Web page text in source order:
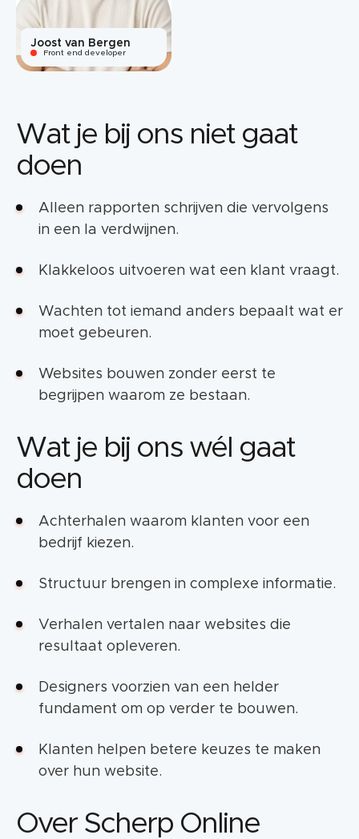
Joost van Bergen
Front end developer
Wat je bij ons niet gaat
doen
Alleen rapporten schrijven die vervolgens
in een la verdwijnen.
Klakkeloos uitvoeren wat een klant vraagt.
Wachten tot iemand anders bepaalt wat er
moet gebeuren.
Websites bouwen zonder eerst te
begrijpen waarom ze bestaan.
Wat je bij ons wél gaat
doen
Achterhalen waarom klanten voor een
bedrijf kiezen.
Structuur brengen in complexe informatie.
Verhalen vertalen naar websites die
resultaat opleveren.
Designers voorzien van een helder
fundament om op verder te bouwen.
Klanten helpen betere keuzes te maken
over hun website.
Over Scherp Online